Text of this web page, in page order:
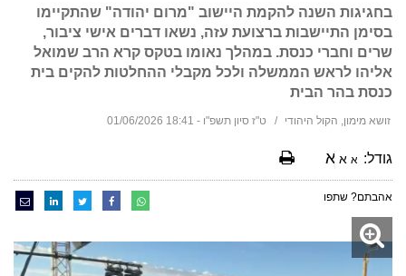
בחגיגות השנה להקמת היישוב "מרום יהודה" שהתקיימו
בסימן התיישבות ברצועת עזה, נשאו דברים אישי ציבור,
שרים וחברי כנסת. במהלך נאומו בטקס קרא הרב שמואל
אליהו לראש הממשלה ולכל מקבלי ההחלטות להקים בית
כנסת בהר הבית
זושא מימון, הקול היהודי ט"ז סיון תשפ"ו - 18:41 01/06/2026
גודל: א א א
אהבתם? שתפו